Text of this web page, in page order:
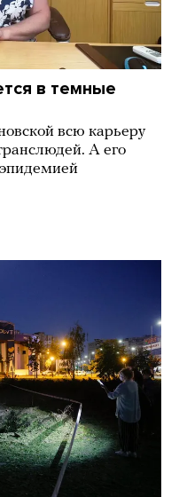
в темные
всю карьеру
А его